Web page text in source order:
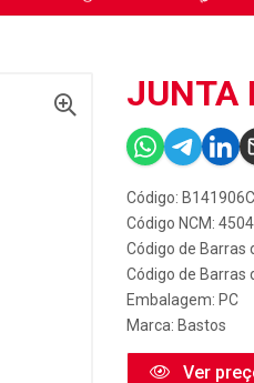
JUNTA
Código:
Código NCM:
Código de Barras
Código de Barras
Embalagem: PC
Marca: Bastos
Ver